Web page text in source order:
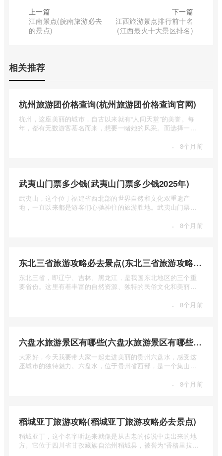
上一篇
江南景点(皖南旅游必去
的景点)
下一篇
江西旅游景点排行前十名
(江西最火十大景区排名)
相关推荐
杭州旅游团价格查询(杭州旅游团价格查询官网)
杭州，这座美丽的城市，自古以来就有“人间天堂”的美誉。每
年，都有无数游客慕名而来，想要一睹她的风采。而选择一个
· 8个月前
武夷山门票多少钱(武夷山门票多少钱2025年)
武夷山，这个位于福建省西北部的世界自然和文化双重遗产
地，一直以来都是游客们心驰神往的旅游胜地。武夷山门票多
· 8个月前
东北三省旅游攻略必去景点(东北三省旅游攻略必去景点视频介绍)
东北三省，即辽宁、吉林、黑龙江，是我国东北地区的三个重
要省份。这里有着丰富的自然资源、独特的民俗文化和美丽的
· 8个月前
六盘水旅游景区有哪些(六盘水旅游景区有哪些景点值得去)
大家好，今天我要带大家一起走进美丽的贵州六盘水，感受这
座城市的独特魅力。六盘水，位于贵州省西部，是一个集山水
· 8个月前
稻城亚丁旅游攻略(稻城亚丁旅游攻略必去景点)
稻城亚丁，这个名字听起来就像是从古老的传说中走出来的地
方。它位于四川省甘孜藏族自治州稻城县，被誉为“香格里拉的